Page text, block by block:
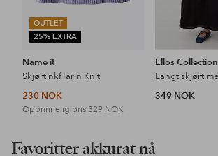
OUTLET
25% EXTRA
Name it
Skjørt nkfTarin Knit
230 NOK
Opprinnelig pris 329 NOK
Ellos Collection
349 NOK
Favoritter akkurat nå